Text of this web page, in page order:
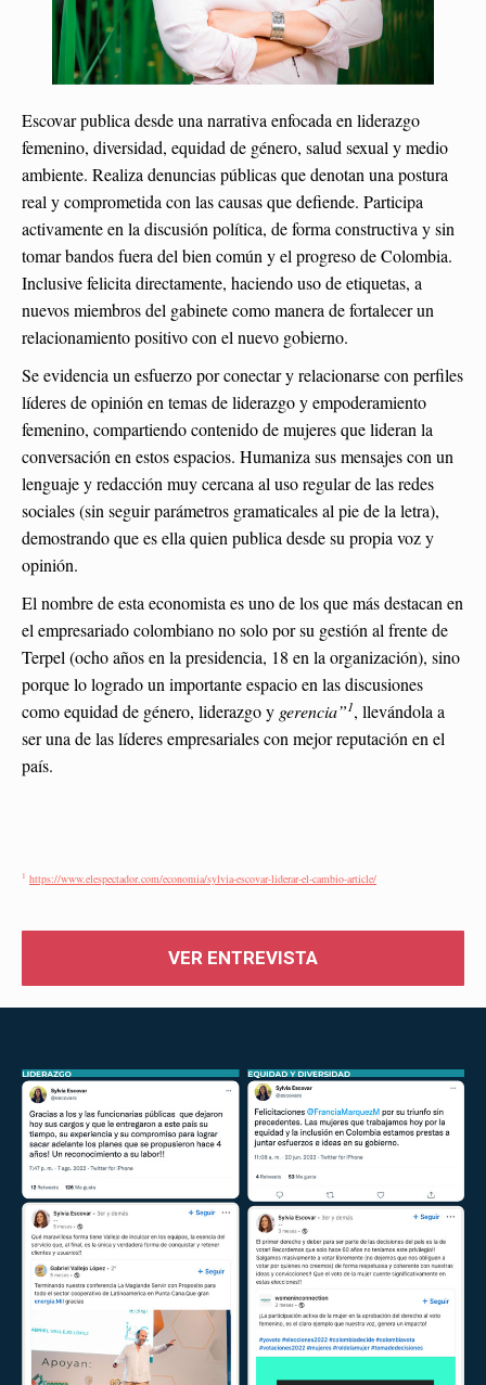
Escovar publica desde una narrativa enfocada en liderazgo
femenino, diversidad, equidad de género, salud sexual y medio
ambiente. Realiza denuncias públicas que denotan una postura
real y comprometida con las causas que defiende. Participa
activamente en la discusión política, de forma constructiva y sin
tomar bandos fuera del bien común y el progreso de Colombia.
Inclusive felicita directamente, haciendo uso de etiquetas, a
nuevos miembros del gabinete como manera de fortalecer un
relacionamiento positivo con el nuevo gobierno.
Se evidencia un esfuerzo por conectar y relacionarse con perfiles
líderes de opinión en temas de liderazgo y empoderamiento
femenino, compartiendo contenido de mujeres que lideran la
conversación en estos espacios. Humaniza sus mensajes con un
lenguaje y redacción muy cercana al uso regular de las redes
sociales (sin seguir parámetros gramaticales al pie de la letra),
demostrando que es ella quien publica desde su propia voz y
opinión.
El nombre de esta economista es uno de los que más destacan en
el empresariado colombiano no solo por su gestión al frente de
Terpel (ocho años en la presidencia, 18 en la organización), sino
porque lo logrado un importante espacio en las discusiones
como equidad de género, liderazgo y gerencia”1, llevándola a
ser una de las líderes empresariales con mejor reputación en el
país.
1 https://www.elespectador.com/economia/sylvia-escovar-liderar-el-cambio-article/
VER ENTREVISTA